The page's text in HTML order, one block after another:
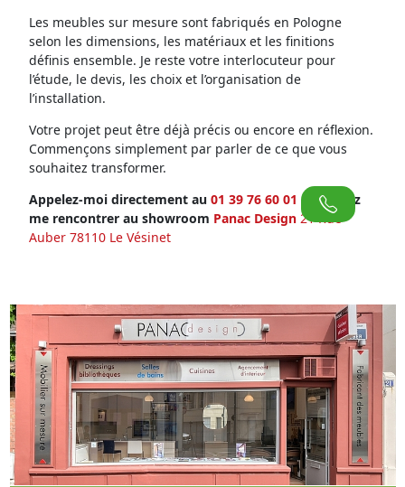
Les meubles sur mesure sont fabriqués en Pologne
selon les dimensions, les matériaux et les finitions
définis ensemble. Je reste votre interlocuteur pour
l’étude, le devis, les choix et l’organisation de
l’installation.
Votre projet peut être déjà précis ou encore en réflexion.
Commençons simplement par parler de ce que vous
souhaitez transformer.
Appelez-moi directement au 01 39 76 60 01 ou venez
me rencontrer au showroom Panac Design 21 Rue
Auber 78110 Le Vésinet